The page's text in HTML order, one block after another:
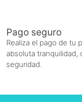
Pago seguro
Realiza el pago de tu
absoluta tranquilidad,
seguridad.